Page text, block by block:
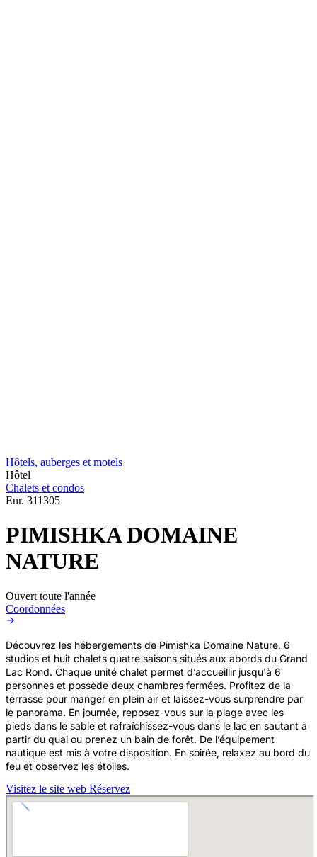
Hôtels, auberges et motels
Hôtel
Chalets et condos
Enr. 311305
PIMISHKA DOMAINE
NATURE
Ouvert toute l'année
Coordonnées
Découvrez les hébergements de Pimishka Domaine Nature, 6
studios et huit chalets quatre saisons situés aux abords du Grand
Lac Rond. Chaque unité chalet permet d’accueillir jusqu'à 6
personnes et possède deux chambres fermées. Profitez de la
terrasse pour manger en plein air et laissez-vous surprendre par
le panorama. En journée, reposez-vous sur la plage avec les
pieds dans le sable et rafraîchissez-vous dans le lac en sautant à
partir du quai ou prenez un bain de forêt. De l’équipement
nautique est mis à votre disposition. En soirée, relaxez au bord du
feu et observez les étoiles.
Visitez le site web Réservez